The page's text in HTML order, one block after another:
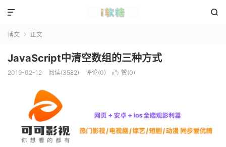


博文  正文
JavaScript中清空数组的三种方式
2019-02-12 阅读(3582) 评论(0)  赞(0)